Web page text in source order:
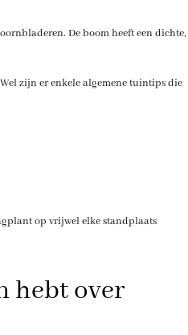
De boom heeft een dichte,
zijn er enkele algemene tuintips die
op vrijwel elke standplaats
hebt over